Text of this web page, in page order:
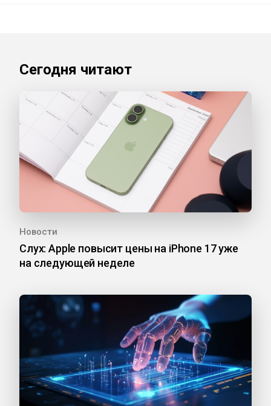
Сегодня читают
Новости
Слух: Apple повысит цены на iPhone 17 уже
на следующей неделе